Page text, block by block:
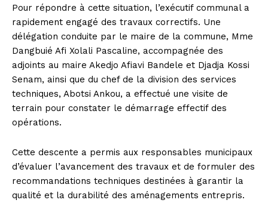
Pour répondre à cette situation, l’exécutif communal a
rapidement engagé des travaux correctifs. Une
délégation conduite par le maire de la commune, Mme
Dangbuié Afi Xolali Pascaline, accompagnée des
adjoints au maire Akedjo Afiavi Bandele et Djadja Kossi
Senam, ainsi que du chef de la division des services
techniques, Abotsi Ankou, a effectué une visite de
terrain pour constater le démarrage effectif des
opérations.
Cette descente a permis aux responsables municipaux
d’évaluer l’avancement des travaux et de formuler des
recommandations techniques destinées à garantir la
qualité et la durabilité des aménagements entrepris.